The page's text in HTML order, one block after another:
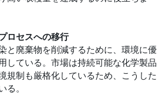
ロセスへの移行
と廃棄物を削減するために、環境に優
している。市場は持続可能な化学製品
規制も厳格化しているため、こうした
。